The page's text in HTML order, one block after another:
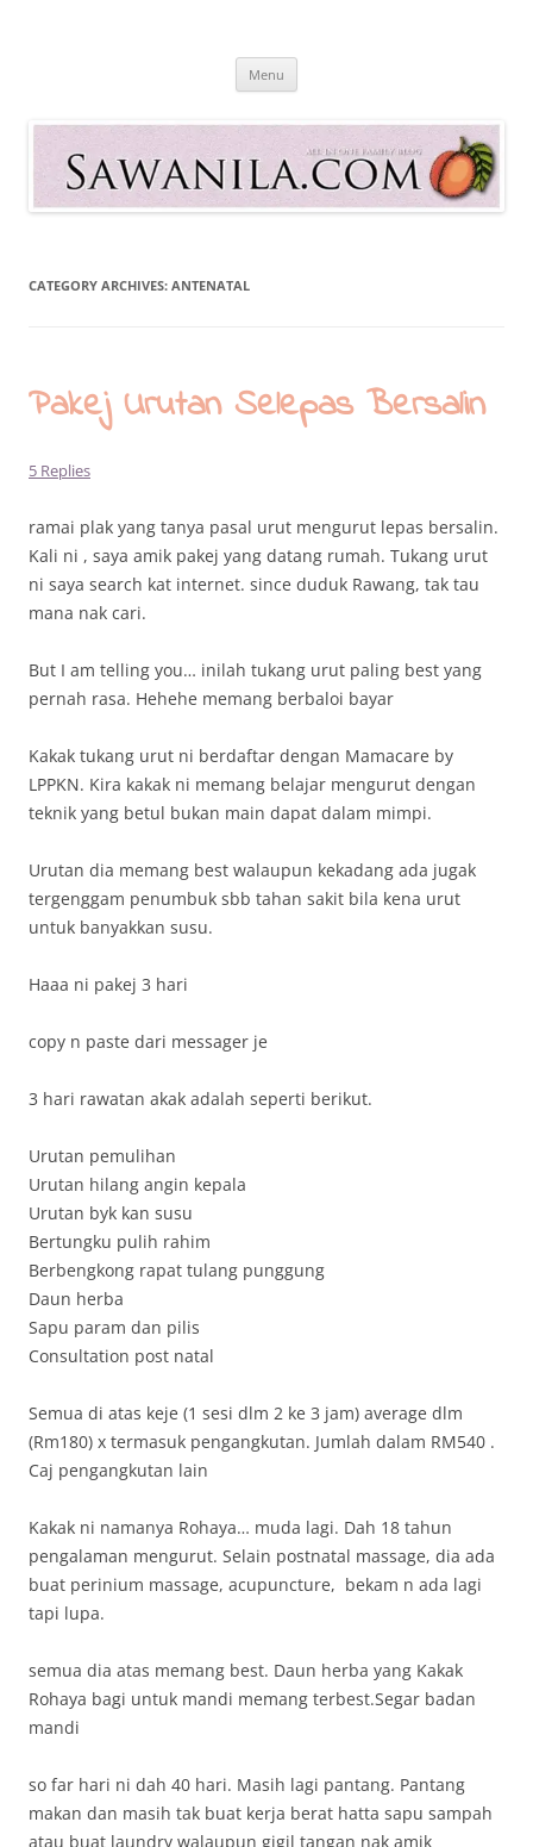
Sawanila.com
All In One Family Blog
Menu
CATEGORY ARCHIVES: ANTENATAL
Pakej Urutan Selepas Bersalin
5 Replies
ramai plak yang tanya pasal urut mengurut lepas bersalin.
Kali ni , saya amik pakej yang datang rumah. Tukang urut
ni saya search kat internet. since duduk Rawang, tak tau
mana nak cari.
But I am telling you… inilah tukang urut paling best yang
pernah rasa. Hehehe memang berbaloi bayar
Kakak tukang urut ni berdaftar dengan Mamacare by
LPPKN. Kira kakak ni memang belajar mengurut dengan
teknik yang betul bukan main dapat dalam mimpi.
Urutan dia memang best walaupun kekadang ada jugak
tergenggam penumbuk sbb tahan sakit bila kena urut
untuk banyakkan susu.
Haaa ni pakej 3 hari
copy n paste dari messager je
3 hari rawatan akak adalah seperti berikut.
Urutan pemulihan
Urutan hilang angin kepala
Urutan byk kan susu
Bertungku pulih rahim
Berbengkong rapat tulang punggung
Daun herba
Sapu param dan pilis
Consultation post natal
Semua di atas keje (1 sesi dlm 2 ke 3 jam) average dlm
(Rm180) x termasuk pengangkutan. Jumlah dalam RM540 .
Caj pengangkutan lain
Kakak ni namanya Rohaya… muda lagi. Dah 18 tahun
pengalaman mengurut. Selain postnatal massage, dia ada
buat perinium massage, acupuncture, bekam n ada lagi
tapi lupa.
semua dia atas memang best. Daun herba yang Kakak
Rohaya bagi untuk mandi memang terbest.Segar badan
mandi
so far hari ni dah 40 hari. Masih lagi pantang. Pantang
makan dan masih tak buat kerja berat hatta sapu sampah
atau buat laundry walaupun gigil tangan nak amik